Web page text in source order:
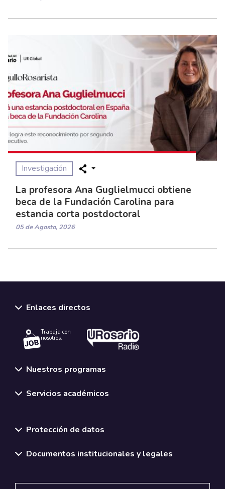
Investigación
La profesora Ana Guglielmucci obtiene
beca de la Fundación Carolina para
estancia corta postdoctoral
05 de Agosto, 2026
Enlaces directos
Trabaja con
nosotros.
Nuestros programas
Servicios académicos
Protección de datos
Documentos institucionales y legales